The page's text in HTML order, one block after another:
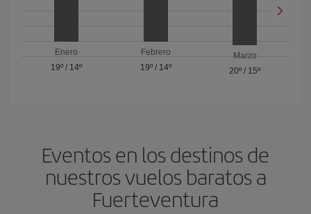
Enero
19º/ 14º
Febrero
19º/ 14º
Marzo
20º / 15º
Eventos en los destinos de
nuestros vuelos baratos a
Fuerteventura